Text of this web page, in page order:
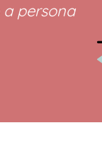
a persona